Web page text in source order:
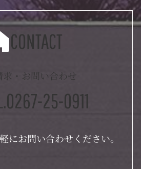
CONTACT
求・お問い合わせ
25-0911
にお問い合わせください。